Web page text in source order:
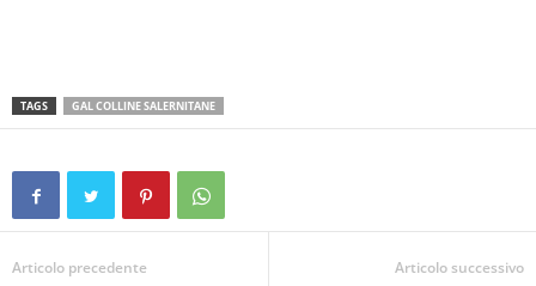
TAGS GAL COLLINE SALERNITANE
Articolo precedente Articolo successivo